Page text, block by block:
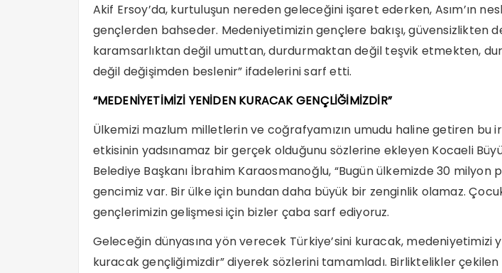
Akif Ersoy’da, kurtuluşun nereden geleceğini işaret ederken, Asım’ın
gençlerden bahseder. Medeniyetimizin gençlere bakışı, güvensizlikten
karamsarlıktan değil umuttan, durdurmaktan değil teşvik etmekten,
değil değişimden beslenir” ifadelerini sarf etti.
“MEDENİYETİMİZİ YENİDEN KURACAK GENÇLİĞİMİZDİR”
Ülkemizi mazlum milletlerin ve coğrafyamızın umudu haline getiren bu
etkisinin yadsınamaz bir gerçek olduğunu sözlerine ekleyen Kocaeli
Belediye Başkanı İbrahim Karaosmanoğlu, “Bugün ülkemizde 30 milyon
gencimiz var. Bir ülke için bundan daha büyük bir zenginlik olamaz.
gençlerimizin gelişmesi için bizler çaba sarf ediyoruz.
Geleceğin dünyasına yön verecek Türkiye’sini kuracak, medeniyetimizi
kuracak gençliğimizdir” diyerek sözlerini tamamladı. Birliktelikler çekilen